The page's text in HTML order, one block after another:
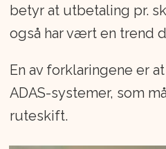
betyr at utbetaling pr.
også har vært en trend
En av forklaringene er
ADAS-systemer, som
ruteskift.